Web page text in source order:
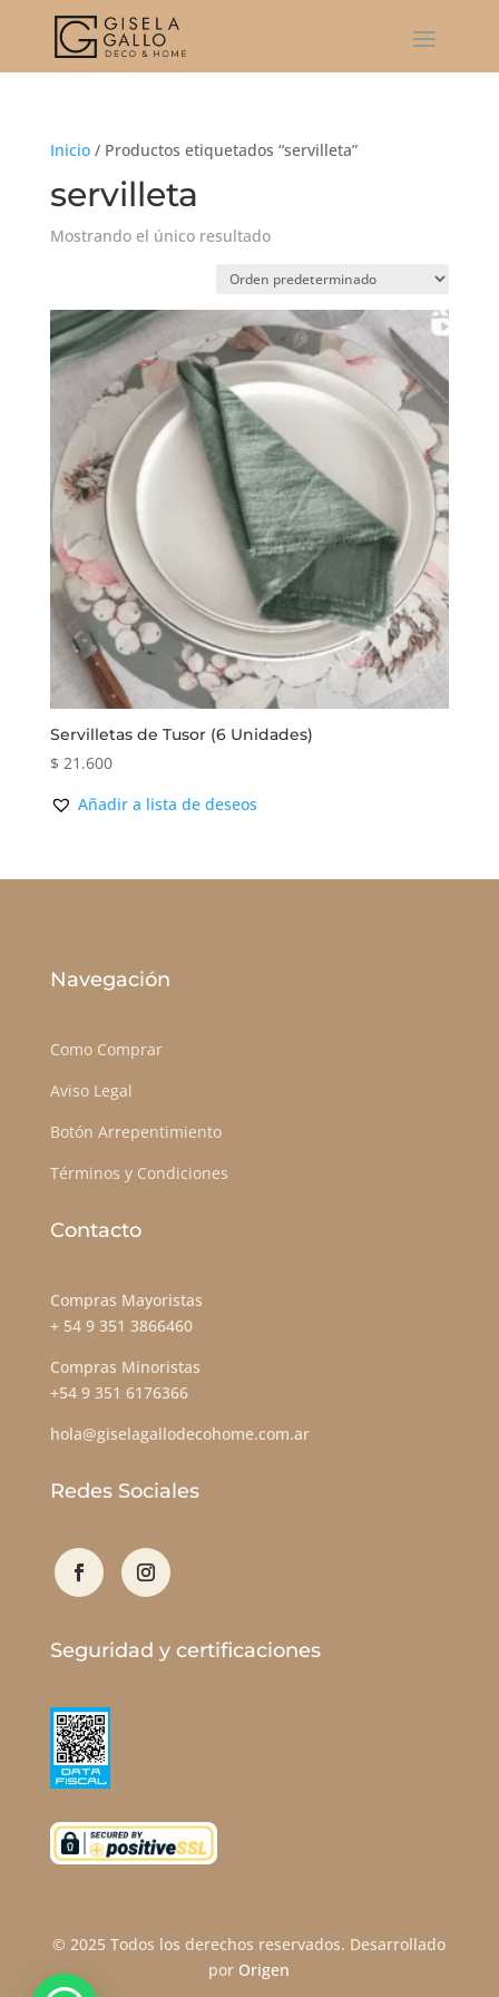
Inicio/ Productos etiquetados “servilleta”
servilleta
Mostrando el único resultado
Servilletas de Tusor (6 Unidades)
$ 21.600
Añadir a lista de deseos
Navegación
Como Comprar
Aviso Legal
Botón Arrepentimiento
Términos y Condiciones
Contacto
Compras Mayoristas
+ 54 9 351 3866460
Compras Minoristas
+54 9 351 6176366
hola@giselagallodecohome.com.ar
Redes Sociales
Seguridad y certificaciones
© 2025Todos los derechos reservados. Desarrollado
por Origen